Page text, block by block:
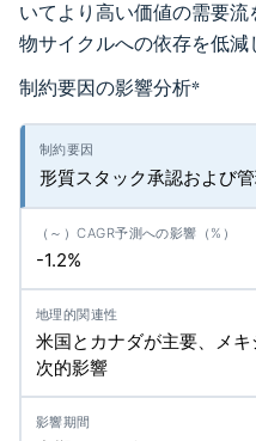
いてより高い価値の需要
物サイクルへの依存を低減
制約要因の影響分析*
形質スタック承認および
-1.2%
米国とカナダが主要、メ
次的影響